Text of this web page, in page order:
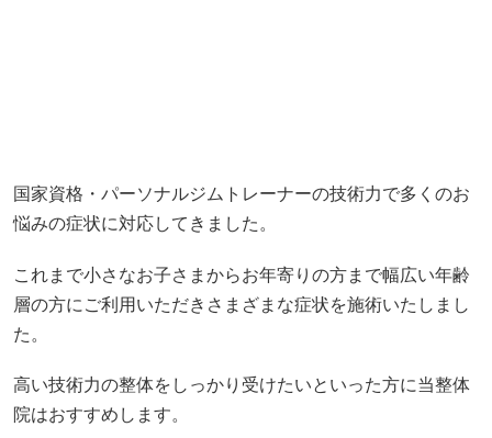
高い技術力の整体をしっかり受けたいといった方に当整体